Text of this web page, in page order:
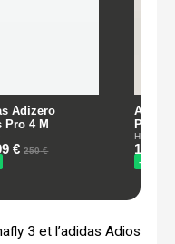
3 et l’adidas Adios